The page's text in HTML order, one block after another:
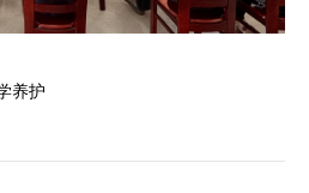
养护